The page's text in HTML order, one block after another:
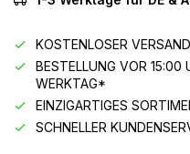
KOSTENLOSER
BESTELLUNG VOR 15:00
WERKTAG*
EINZIGARTIGES
SCHNELLER